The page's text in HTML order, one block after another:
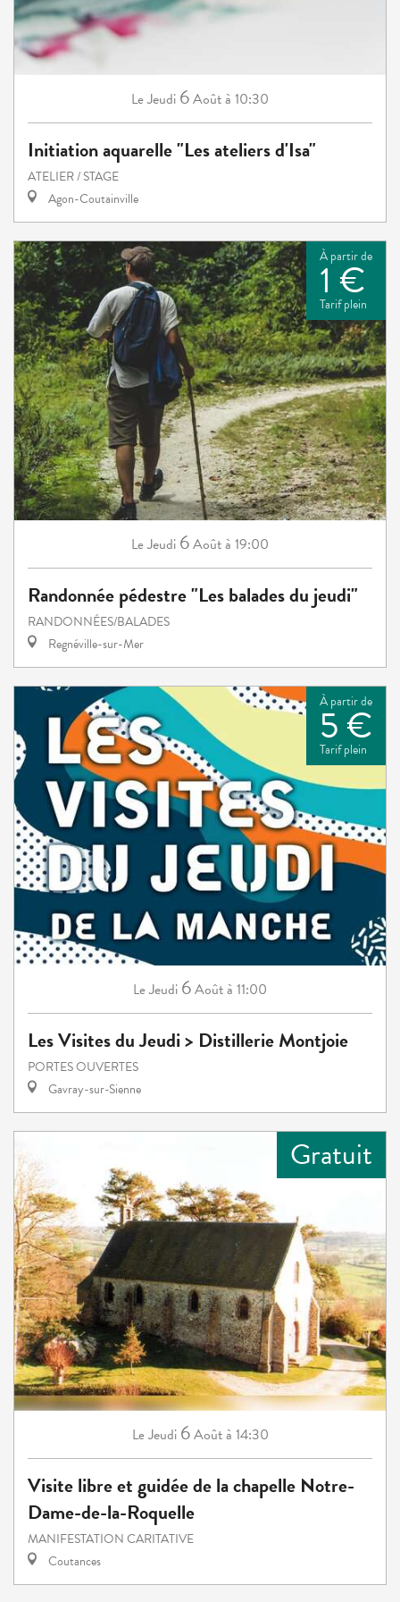
LeJeudi 6Aoûtà 10:30
Initiation aquarelle "Les ateliers d'Isa"
ATELIER / STAGE
Agon-Coutainville
À partir de
1 €
Tarif plein
LeJeudi 6Aoûtà 19:00
Randonnée pédestre "Les balades du jeudi"
RANDONNÉES/BALADES
Regnéville-sur-Mer
À partir de
5 €
Tarif plein
LeJeudi 6Aoûtà 11:00
Les Visites du Jeudi > Distillerie Montjoie
PORTES OUVERTES
Gavray-sur-Sienne
Gratuit
LeJeudi 6Aoûtà 14:30
Visite libre et guidée de la chapelle Notre-
Dame-de-la-Roquelle
MANIFESTATION CARITATIVE
Coutances